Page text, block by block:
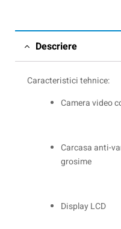
Descriere
Caracteristici tehnice:
Camera video
Carcasa anti-
grosime
Display LCD